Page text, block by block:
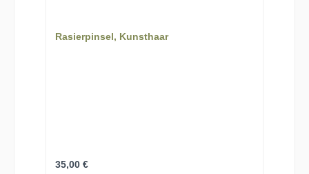
Rasierpinsel, Kunsthaar
Regulärer Preis:
35,00 €